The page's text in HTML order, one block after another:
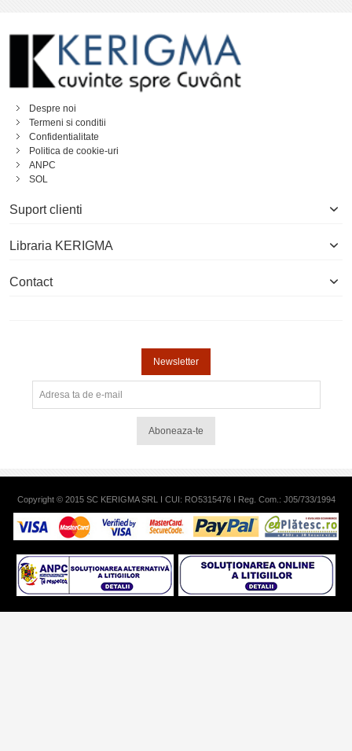
Despre noi
Termeni si conditii
Confidentialitate
Politica de cookie-uri
ANPC
SOL
Suport clienti
Libraria KERIGMA
Contact
Newsletter
Aboneaza-te
Copyright © 2015 SC KERIGMA SRL I CUI: RO5315476 I Reg. Com.: J05/733/1994